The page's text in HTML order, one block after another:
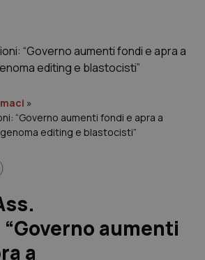
»
“Governo aumenti fondi e apra a
editing e blastocisti”
aumenti
a